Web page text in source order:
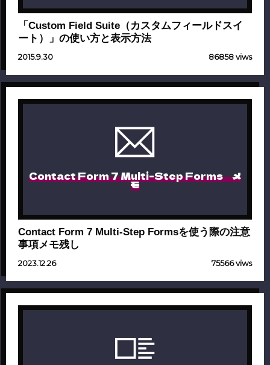
「Custom Field Suite（カスタムフィールドスイ
ート）」の使い方と表示方法
2015.9.30 86858 viws
Contact Form 7 Multi-Step Forms メ
モ
Contact Form 7 Multi-Step Formsを使う際の注意
事項メモ残し
2023.12.26 75566 viws